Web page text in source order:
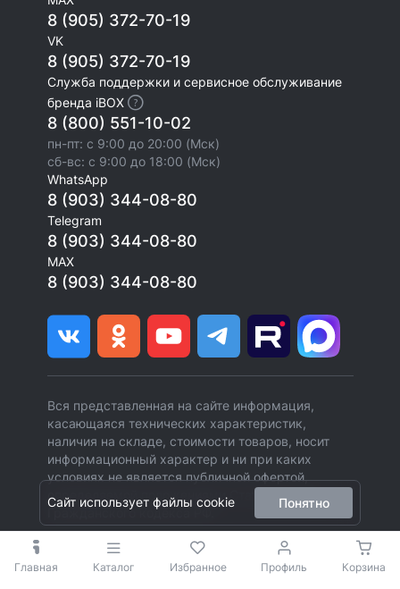
Главная Каталог Избранное Профиль Корзина
Сайт использует файлы cookie Понятно
8 (905) 372-70-19
VK
8 (905) 372-70-19
Служба поддержки и сервисное обслуживание
бренда iBOX
8 (800) 551-10-02
пн-пт: с 9:00 до 20:00 (Мск)
сб-вс: с 9:00 до 18:00 (Мск)
WhatsApp
8 (903) 344-08-80
Telegram
8 (903) 344-08-80
MAX
8 (903) 344-08-80
Вся представленная на сайте информация,
касающаяся технических характеристик,
наличия на складе, стоимости товаров, носит
информационный характер и ни при каких
условиях не является публичной офертой,
определяемой положениями Статьи 437 (2)
Гражданского кодекса РФ.